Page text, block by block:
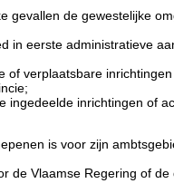
gevallen de gewestelijke
in eerste administratieve
of verplaatsbare
ingedeelde inrichtingen of
is voor zijn
de Vlaamse Regering of